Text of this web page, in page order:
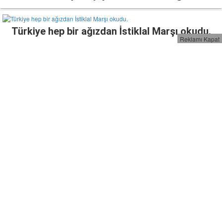
Türkiye hep bir ağızdan İstiklal Marşı okudu.
Reklamı Kapat